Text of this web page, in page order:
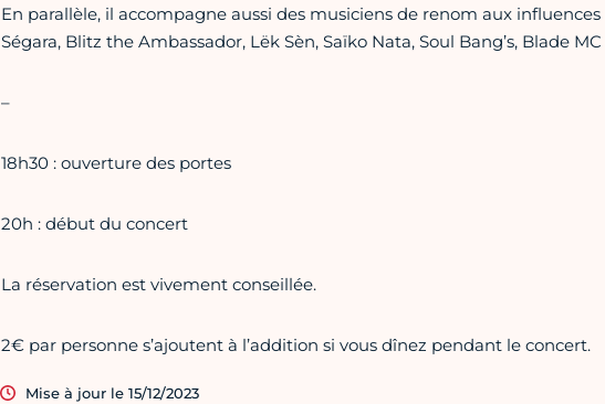
En parallèle, il accompagne aussi des musiciens de renom aux
Ségara, Blitz the Ambassador, Lëk Sèn, Saïko Nata, Soul Bang’s, Blade
–
18h30 : ouverture des portes
20h : début du concert
La réservation est vivement conseillée.
2€ par personne s’ajoutent à l’addition si vous dînez pendant le concert.
Mise à jour le 15/12/2023